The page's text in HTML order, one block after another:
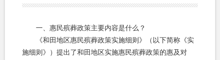
一、惠民殡葬政策主要内容是什么？
《和田地区惠民殡葬政策实施细则》（以下简称《实
施细则》）提出了和田地区实施惠民殡葬政策的惠及对